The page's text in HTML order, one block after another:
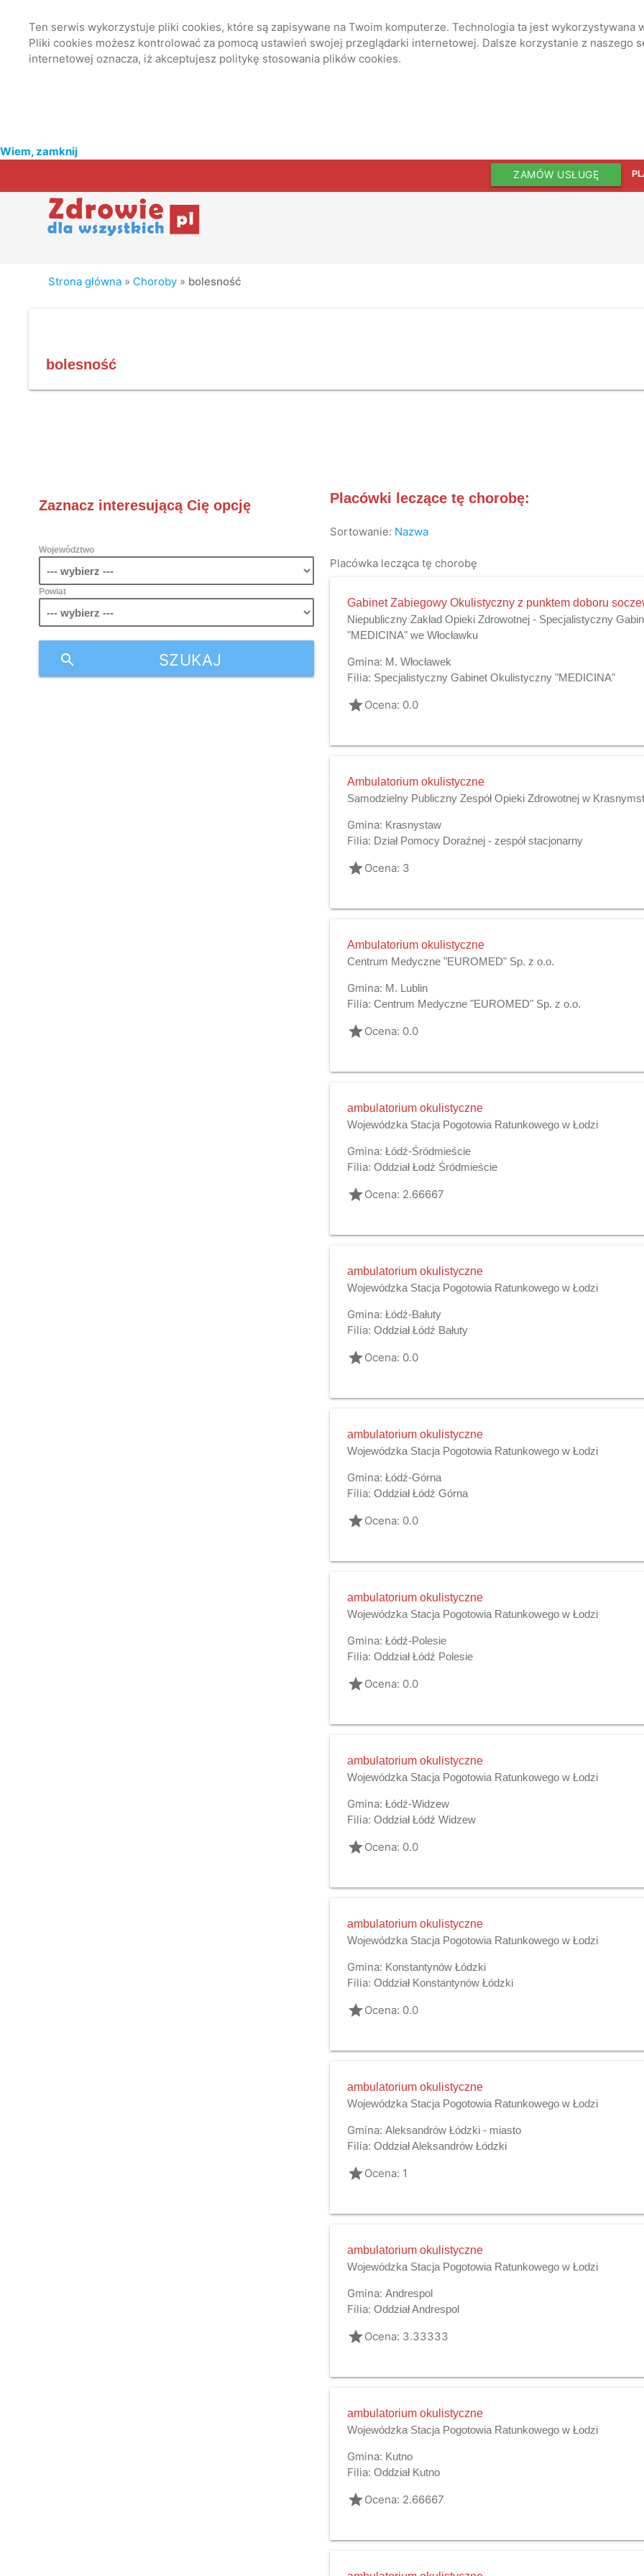
Ten serwis wykorzystuje pliki cookies, które są zapisywane na Twoim komputerze. Technologia ta jest
Pliki cookies możesz kontrolować za pomocą ustawień swojej przeglądarki internetowej. Dalsze korzystanie z naszego
internetowej oznacza, iż akceptujesz politykę stosowania plików cookies.
Wiem, zamknij
ZAMÓW USŁUGĘ
Strona główna » Choroby » bolesność
bolesność
Zaznacz interesującą Cię opcję
Województwo
Powiat
SZUKAJ
search
Placówki leczące tę chorobę:
Sortowanie: Nazwa
Placówka lecząca tę chorobę
Gabinet Zabiegowy Okulistyczny z punktem doboru
Niepubliczny Zakład Opieki Zdrowotnej - Specjalistyczny
"MEDICINA" we Włocławku
Gmina: M. Włocławek
Filia: Specjalistyczny Gabinet Okulistyczny "MEDICINA"
gradeOcena: 0.0
Ambulatorium okulistyczne
Samodzielny Publiczny Zespół Opieki Zdrowotnej w
Gmina: Krasnystaw
Filia: Dział Pomocy Doraźnej - zespół stacjonarny
gradeOcena: 3
Ambulatorium okulistyczne
Centrum Medyczne "EUROMED" Sp. z o.o.
Gmina: M. Lublin
Filia: Centrum Medyczne "EUROMED" Sp. z o.o.
gradeOcena: 0.0
ambulatorium okulistyczne
Wojewódzka Stacja Pogotowia Ratunkowego w Łodzi
Gmina: Łódź-Śródmieście
Filia: Oddział Łodź Śródmieście
gradeOcena: 2.66667
ambulatorium okulistyczne
Wojewódzka Stacja Pogotowia Ratunkowego w Łodzi
Gmina: Łódź-Bałuty
Filia: Oddział Łódź Bałuty
gradeOcena: 0.0
ambulatorium okulistyczne
Wojewódzka Stacja Pogotowia Ratunkowego w Łodzi
Gmina: Łódź-Górna
Filia: Oddział Łódź Górna
gradeOcena: 0.0
ambulatorium okulistyczne
Wojewódzka Stacja Pogotowia Ratunkowego w Łodzi
Gmina: Łódź-Polesie
Filia: Oddział Łódź Polesie
gradeOcena: 0.0
ambulatorium okulistyczne
Wojewódzka Stacja Pogotowia Ratunkowego w Łodzi
Gmina: Łódź-Widzew
Filia: Oddział Łódź Widzew
gradeOcena: 0.0
ambulatorium okulistyczne
Wojewódzka Stacja Pogotowia Ratunkowego w Łodzi
Gmina: Konstantynów Łódzki
Filia: Oddział Konstantynów Łódzki
gradeOcena: 0.0
ambulatorium okulistyczne
Wojewódzka Stacja Pogotowia Ratunkowego w Łodzi
Gmina: Aleksandrów Łódzki - miasto
Filia: Oddział Aleksandrów Łódzki
gradeOcena: 1
ambulatorium okulistyczne
Wojewódzka Stacja Pogotowia Ratunkowego w Łodzi
Gmina: Andrespol
Filia: Oddział Andrespol
gradeOcena: 3.33333
ambulatorium okulistyczne
Wojewódzka Stacja Pogotowia Ratunkowego w Łodzi
Gmina: Kutno
Filia: Oddział Kutno
gradeOcena: 2.66667